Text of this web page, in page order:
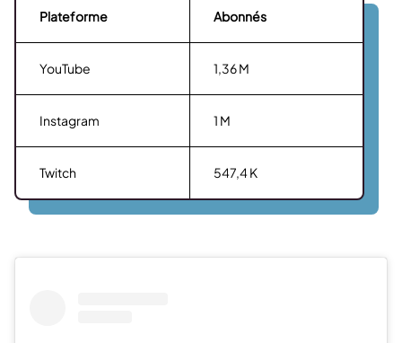
Plateforme Abonnés
YouTube 1,36 M
Instagram 1 M
Twitch 547,4 K